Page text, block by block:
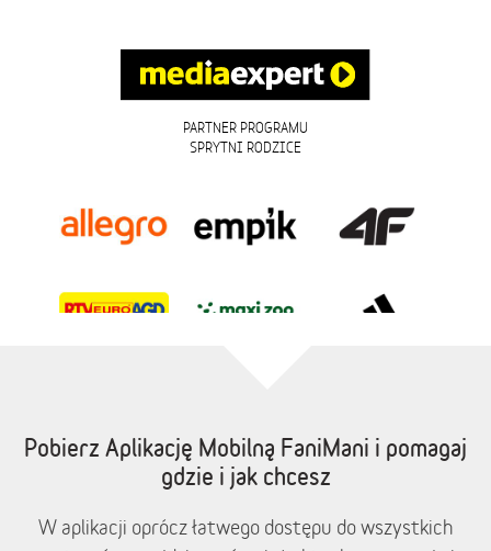
PARTNER PROGRAMU
SPRYTNI RODZICE
Pobierz Aplikację Mobilną FaniMani i pomagaj
gdzie i jak chcesz
W aplikacji oprócz łatwego dostępu do wszystkich